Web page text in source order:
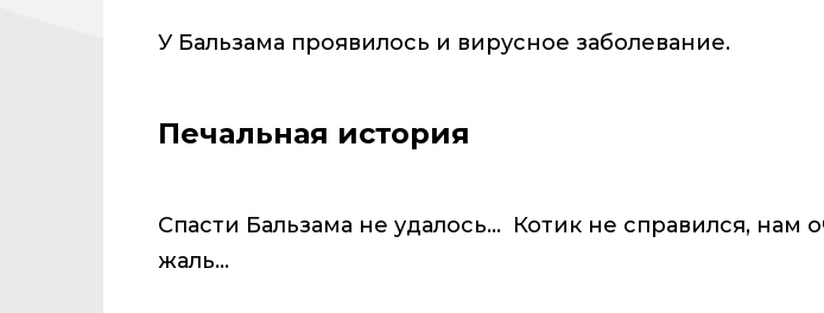
У Бальзама проявилось и вирусное заболевание.
Печальная история
Спасти Бальзама не удалось... Котик не справился, нам
жаль...